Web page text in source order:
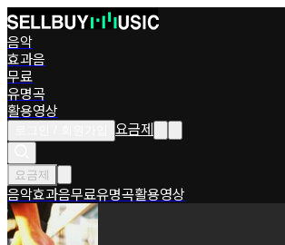
음악
효과음
무료
유명곡
활용영상
요금제
요금제
음악효과음무료유명곡활용영상